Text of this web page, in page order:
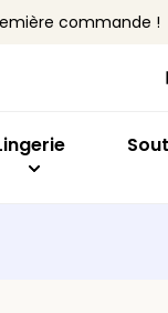
commande !
Bodys